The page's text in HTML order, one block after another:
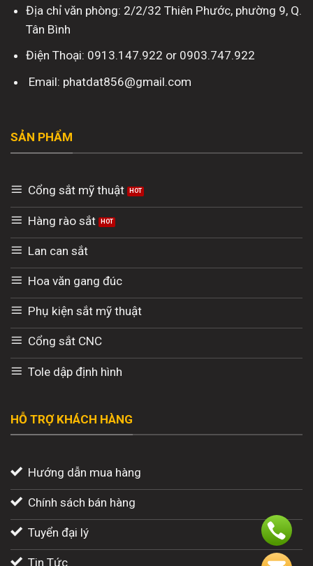
Địa chỉ văn phòng: 2/2/32 Thiên Phước, phường 9, Q.
Tân Bình
Điện Thoại: 0913.147.922 or 0903.747.922
Email: phatdat856@gmail.com
SẢN PHẨM
Cổng sắt mỹ thuật
Hàng rào sắt
Lan can sắt
Hoa văn gang đúc
Phụ kiện sắt mỹ thuật
Cổng sắt CNC
Tole dập định hình
HỖ TRỢ KHÁCH HÀNG
Hướng dẫn mua hàng
Chính sách bán hàng
Tuyển đại lý
Tin Tức